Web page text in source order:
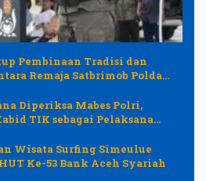
Pembinaan Tradisi dan
Remaja Satbrimob Polda
Diperiksa Mabes Polri,
TIK sebagai Pelaksana
Wisata Surfing Simeulue
Ke-53 Bank Aceh Syariah